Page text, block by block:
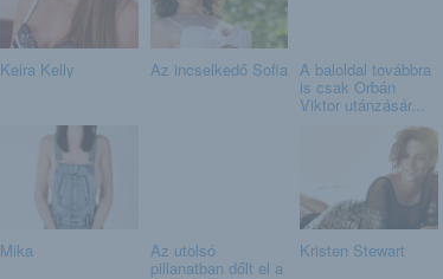
Keira Kelly Az incselkedő Sofia A baloldal továbbra
is csak Orbán
Viktor utánzásár...
Mika Az utolsó
pillanatban dőlt el a
Kristen Stewart